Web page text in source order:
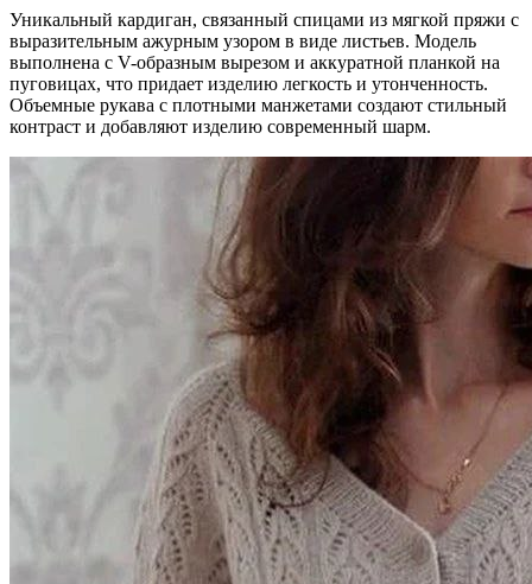
Уникальный кардиган, связанный спицами из мягкой пряжи с
выразительным ажурным узором в виде листьев. Модель
выполнена с V-образным вырезом и аккуратной планкой на
пуговицах, что придает изделию легкость и утонченность.
Объемные рукава с плотными манжетами создают стильный
контраст и добавляют изделию современный шарм.